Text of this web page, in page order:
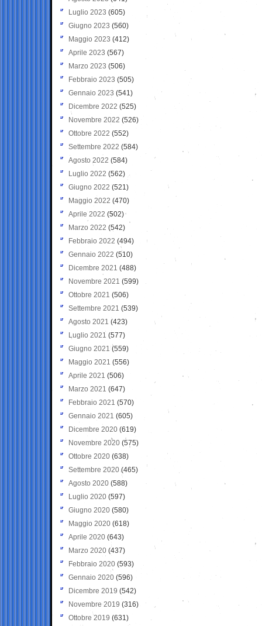
Luglio 2023 (605)
Giugno 2023 (560)
Maggio 2023 (412)
Aprile 2023 (567)
Marzo 2023 (506)
Febbraio 2023 (505)
Gennaio 2023 (541)
Dicembre 2022 (525)
Novembre 2022 (526)
Ottobre 2022 (552)
Settembre 2022 (584)
Agosto 2022 (584)
Luglio 2022 (562)
Giugno 2022 (521)
Maggio 2022 (470)
Aprile 2022 (502)
Marzo 2022 (542)
Febbraio 2022 (494)
Gennaio 2022 (510)
Dicembre 2021 (488)
Novembre 2021 (599)
Ottobre 2021 (506)
Settembre 2021 (539)
Agosto 2021 (423)
Luglio 2021 (577)
Giugno 2021(559)
Maggio 2021 (556)
Aprile 2021 (506)
Marzo 2021 (647)
Febbraio 2021 (570)
Gennaio 2021 (605)
Dicembre 2020 (619)
Novembre 2020 (575)
Ottobre 2020 (638)
Settembre 2020(465)
Agosto 2020 (588)
Luglio 2020 (597)
Giugno 2020 (580)
Maggio 2020 (618)
Aprile 2020 (643)
Marzo 2020 (437)
Febbraio 2020 (593)
Gennaio 2020 (596)
Dicembre 2019 (542)
Novembre 2019 (316)
Ottobre 2019 (631)